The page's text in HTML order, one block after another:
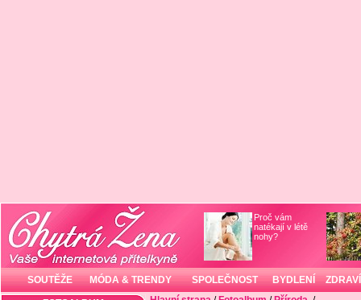
Proč vám
natékají v létě
nohy?
SOUTĚŽE MÓDA & TRENDY SPOLEČNOST BYDLENÍ ZDRAVÍ